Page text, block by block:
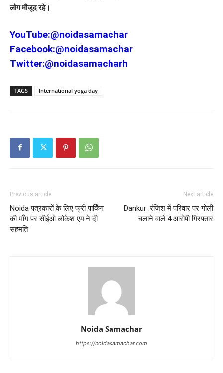
लोग मौजूद रहे।
YouTube:@noidasamachar
Facebook:@noidasamachar
Twitter:@noidasamacharh
TAGS International yoga day
Previous article
Noida पत्रकारों के लिए फ्री पार्किंग
की माँग पर सीईओ लोकेश एम.ने दी
सहमति
Next article
Dankur :रंजिश में परिवार पर गोली
चलाने वाले 4 आरोपी गिरफ्तार
Noida Samachar
https://noidasamachar.com